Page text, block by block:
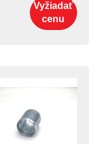
Vyžiadať
cenu